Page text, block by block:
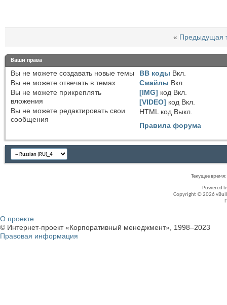
« Предыдущая
Ваши права
Вы не можете создавать новые темы
Вы не можете отвечать в темах
Вы не можете прикреплять
вложения
Вы не можете редактировать свои
сообщения
BB коды Вкл.
Смайлы Вкл.
[IMG] код Вкл.
[VIDEO] код Вкл.
HTML код Выкл.
Правила форума
Текущее время:
Powered
Copyright © 2026
О проекте
© Интернет-проект «Корпоративный менеджмент», 1998–2023
Правовая информация